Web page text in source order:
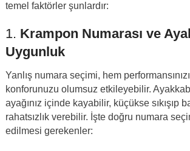
temel faktörler şunlardır:
1. Krampon Numarası ve
Uygunluk
Yanlış numara seçimi, hem
konforunuzu olumsuz etkileyebilir.
ayağınız içinde kayabilir, küçükse sıkışıp
rahatsızlık verebilir. İşte doğru numara
edilmesi gerekenler: